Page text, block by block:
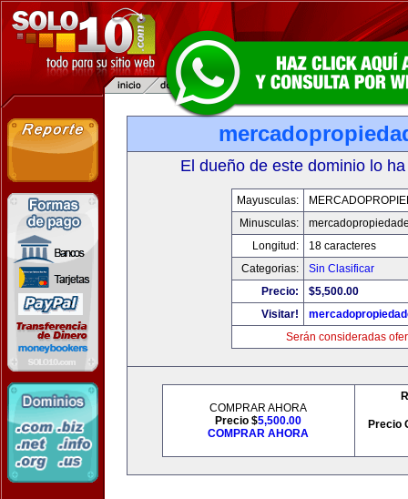
El dueño de este dominio lo
Mayusculas:
Minusculas:
Longitud:
18 caracteres
Categorias:
Sin Clasificar
Precio:
$5,500.00
Visitar!
Serán consideradas
COMPRAR AHORA
Precio $5,500.00
COMPRAR AHORA
Precio